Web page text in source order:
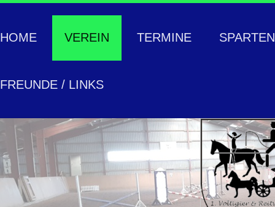
HOME VEREIN TERMINE SPARTEN
FREUNDE / LINKS